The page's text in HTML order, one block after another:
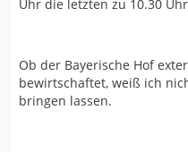
Uhr die letzten zu 10.30
Ob der Bayerische Hof
bewirtschaftet, weiß ich
bringen lassen.